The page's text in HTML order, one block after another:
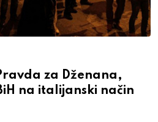
za Dženana,
na italijanski način